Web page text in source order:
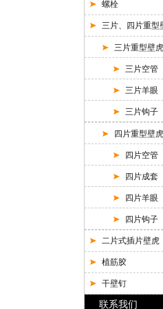
螺栓
三片、四片重型
三片重型壁虎
三片空管
三片羊眼
三片钩子
四片重型壁虎
四片空管
四片成套
四片羊眼
四片钩子
二片式插片壁虎
植筋胶
干壁钉
联系我们